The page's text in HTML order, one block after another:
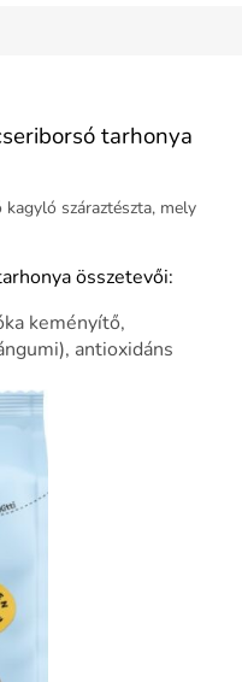
tarhonya
száraztészta, mely
összetevői:
keményítő,
antioxidáns